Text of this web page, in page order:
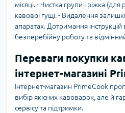
місяці. - Чистка групи і ріжка
кавової гущі. - Видалення
апаратах. Дотримання
безперебійну роботу та
Переваги покупки
інтернет-магазині
Інтернет-магазин PrimeCook
вибір якісних кавоварок, але й
сервісу та підтримки.